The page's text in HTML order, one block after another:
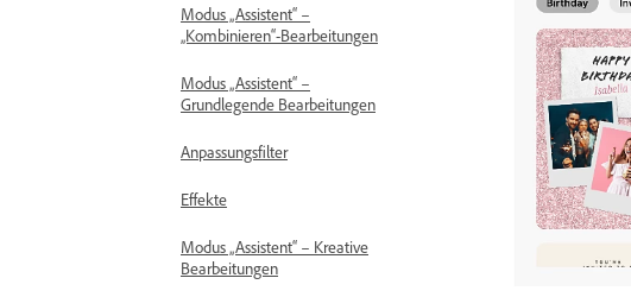
Modus „Assistent“ –
„Kombinieren“-Bearbeitungen
Modus „Assistent“ –
Grundlegende Bearbeitungen
Anpassungsfilter
Effekte
Modus „Assistent“ – Kreative
Bearbeitungen